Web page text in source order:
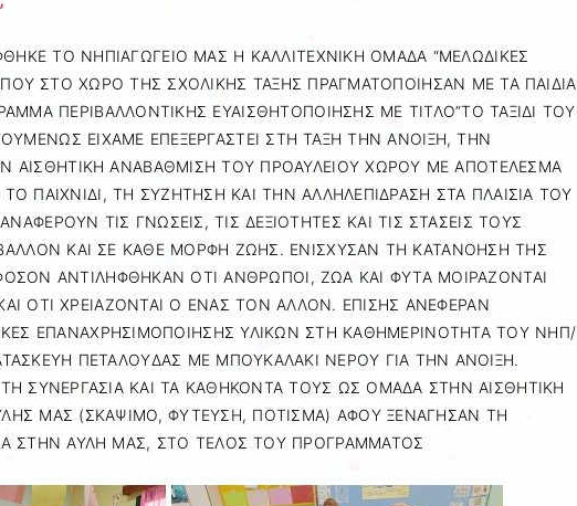
ΤΟ ΝΗΠΙΑΓΩΓΕΙΟ ΜΑΣ Η ΚΑΛΛΙΤΕΧΝΙΚΗ ΟΜΑΔΑ “ΜΕΛΩΔΙΚΕΣ
ΣΤΟ ΧΩΡΟ ΤΗΣ ΣΧΟΛΙΚΗΣ ΤΑΞΗΣ ΠΡΑΓΜΑΤΟΠΟΙΗΣΑΝ ΜΕ ΤΑ ΠΑΙΔΙΑ
ΠΕΡΙΒΑΛΛΟΝΤΙΚΗΣ ΕΥΑΙΣΘΗΤΟΠΟΙΗΣΗΣ ΜΕ ΤΙΤΛΟ”ΤΟ ΤΑΞΙΔΙ ΤΟΥ
ΕΙΧΑΜΕ ΕΠΕΞΕΡΓΑΣΤΕΙ ΣΤΗ ΤΑΞΗ ΤΗΝ ΑΝΟΙΞΗ, ΤΗΝ
ΑΙΣΘΗΤΙΚΗ ΑΝΑΒΑΘΜΙΣΗ ΤΟΥ ΠΡΟΑΥΛΕΙΟΥ ΧΩΡΟΥ ΜΕ ΑΠΟΤΕΛΕΣΜΑ
ΠΑΙΧΝΙΔΙ, ΤΗ ΣΥΖΗΤΗΣΗ ΚΑΙ ΤΗΝ ΑΛΛΗΛΕΠΙΔΡΑΣΗ ΣΤΑ ΠΛΑΙΣΙΑ ΤΟΥ
ΤΙΣ ΓΝΩΣΕΙΣ, ΤΙΣ ΔΕΞΙΟΤΗΤΕΣ ΚΑΙ ΤΙΣ ΣΤΑΣΕΙΣ ΤΟΥΣ
ΚΑΙ ΣΕ ΚΑΘΕ ΜΟΡΦΗ ΖΩΗΣ. ΕΝΙΣΧΥΣΑΝ ΤΗ ΚΑΤΑΝΟΗΣΗ ΤΗΣ
ΑΝΤΙΛΗΦΘΗΚΑΝ ΟΤΙ ΑΝΘΡΩΠΟΙ, ΖΩΑ ΚΑΙ ΦΥΤΑ ΜΟΙΡΑΖΟΝΤΑΙ
ΟΤΙ ΧΡΕΙΑΖΟΝΤΑΙ Ο ΕΝΑΣ ΤΟΝ ΑΛΛΟΝ. ΕΠΙΣΗΣ ΑΝΕΦΕΡΑΝ
ΕΠΑΝΑΧΡΗΣΙΜΟΠΟΙΗΣΗΣ ΥΛΙΚΩΝ ΣΤΗ ΚΑΘΗΜΕΡΙΝΟΤΗΤΑ ΤΟΥ ΝΗΠ/
ΠΕΤΑΛΟΥΔΑΣ ΜΕ ΜΠΟΥΚΑΛΑΚΙ ΝΕΡΟΥ ΓΙΑ ΤΗΝ ΑΝΟΙΞΗ.
ΣΥΝΕΡΓΑΣΙΑ ΚΑΙ ΤΑ ΚΑΘΗΚΟΝΤΑ ΤΟΥΣ ΩΣ ΟΜΑΔΑ ΣΤΗΝ ΑΙΣΘΗΤΙΚΗ
ΜΑΣ (ΣΚΑΨΙΜΟ, ΦΥΤΕΥΣΗ, ΠΟΤΙΣΜΑ) ΑΦΟΥ ΞΕΝΑΓΗΣΑΝ ΤΗ
ΣΤΗΝ ΑΥΛΗ ΜΑΣ, ΣΤΟ ΤΕΛΟΣ ΤΟΥ ΠΡΟΓΡΑΜΜΑΤΟΣ